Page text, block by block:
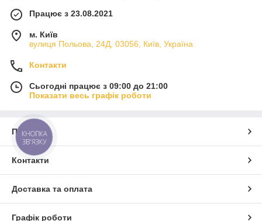
Працює з 23.08.2021
м. Київ
вулиця Польова, 24Д, 03056, Київ, Україна
Контакти
Сьогодні працює з 09:00 до 21:00
Показати весь графік роботи
Про нас
Контакти
Доставка та оплата
Графік роботи
КНОПКА
ЗВ'ЯЗКУ